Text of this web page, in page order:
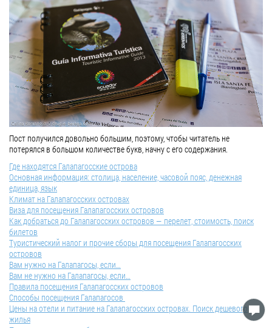
Пост получился довольно большим, поэтому, чтобы читатель не
потерялся в большом количестве букв, начну с его содержания.
Где находятся Галапагосские острова
Основная информация: столица, население, часовой пояс, денежная
единица, язык
Климат на Галапагосских островах
Виза для посещения Галапагосских островов
Как добраться до Галапагосских островов — перелет, стоимость, поиск
билетов
Туристический налог и прочие сборы для посещения Галапагосских
островов
Вам нужно на Галапагосы, если…
Вам не нужно на Галапагосы, если…
Правила посещения Галапагосских островов
Способы посещения Галапагосов
Цены на отели и питание на Галапагосских островах. Поиск дешевого
жилья